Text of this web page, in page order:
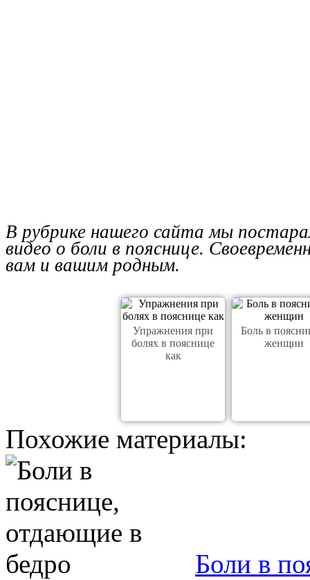
В рубрике нашего сайта мы
видео о боли в пояснице.
вам и вашим родным.
Упражнения при
болях в пояснице
как
Боль в
женщин
Похожие материалы:
Боли в